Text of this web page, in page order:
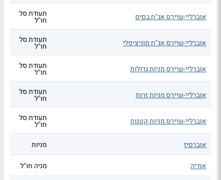
אוברליי-שיירס אג"ח בסיס תעודת סל
חו"ל
אוברליי-שיירס אג"ח מוניציפלי תעודת סל
חו"ל
אוברליי-שיירס מניות גדולות תעודת סל
חו"ל
אוברליי-שיירס מניות זרות תעודת סל
חו"ל
אוברליי-שיירס מניות קטנות תעודת סל
חו"ל
אוברסיז
מניות
אודיה מניה חו"ל